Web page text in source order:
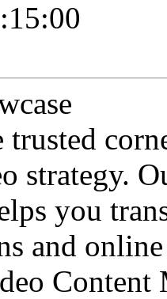
trusted
strategy.
you
and